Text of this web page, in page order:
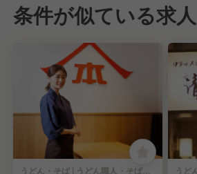
条件が似ている求人
うどん・そば | うどん職人・そば職人